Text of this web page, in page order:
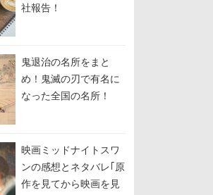
社報告！
鬼退治の名所をまと
め！鬼滅の刃で有名に
なった全国の名所！
映画ミッドナイトスワ
ンの感想とネタバレ｢原
作を見てから映画を見